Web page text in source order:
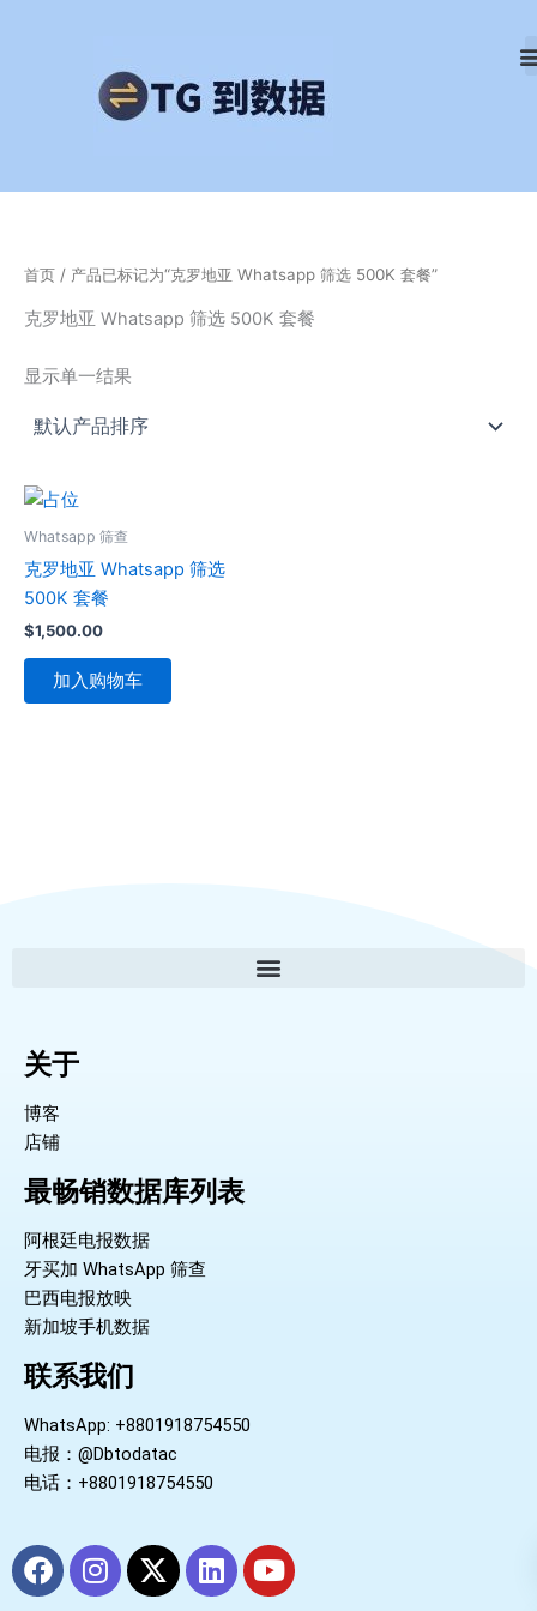
首页 / 产品已标记为“克罗地亚 Whatsapp 筛选 500K 套餐”
克罗地亚 Whatsapp 筛选 500K 套餐
显示单一结果
Whatsapp 筛查
克罗地亚 Whatsapp 筛选
500K 套餐
$1,500.00
加入购物车
关于
博客
店铺
最畅销数据库列表
阿根廷电报数据
牙买加 WhatsApp 筛查
巴西电报放映
新加坡手机数据
联系我们
WhatsApp: +8801918754550
电报：@Dbtodatac
电话：+8801918754550
F
a
I
n
X
-
L
i
Y
o